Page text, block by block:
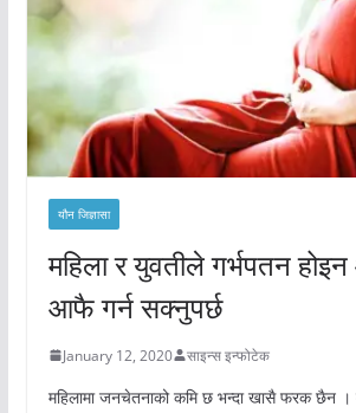
यौन जिज्ञासा
महिला र युवतीले गर्भपतन
आफै गर्न सक्नुपर्छ
January 12, 2020 साइन्स इन्फोटेक
महिलामा जनचेतनाको कमि छ भन्दा खासै फरक छैन ।